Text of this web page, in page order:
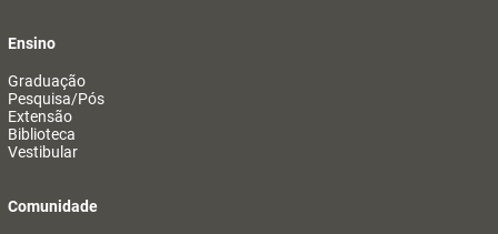
Ensino
Graduação
Pesquisa/Pós
Extensão
Biblioteca
Vestibular
Comunidade